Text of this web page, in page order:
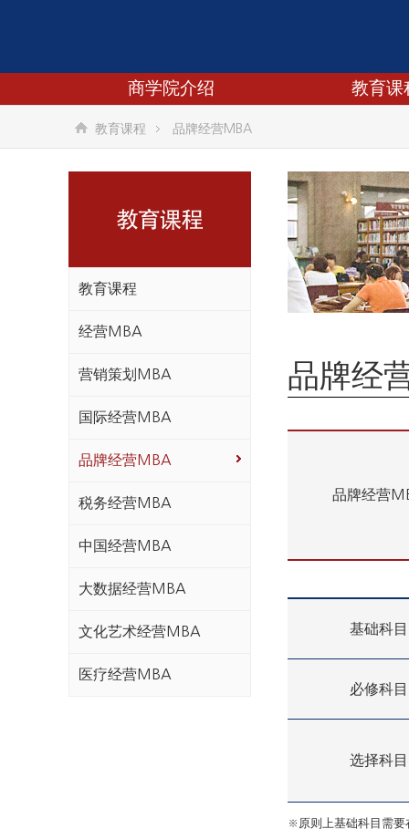
商学院介绍 教育课
教育课程 品牌经营MBA
教育课程
经营MBA
营销策划MBA
国际经营MBA
品牌经营MBA
税务经营MBA
中国经营MBA
大数据经营MBA
文化艺术经营MBA
医疗经营MBA
品牌经
品牌经营
基础科目
必修科目
选择科目
※原则上基础科目需